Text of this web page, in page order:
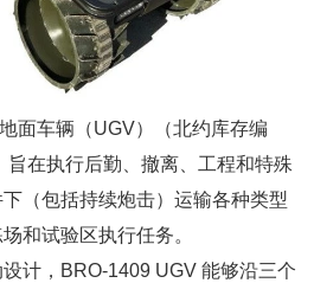
面车辆（UGV）（北约库存编
在执行后勤、撤离、工程和特殊
（包括持续炮击）运输各种类型
和试验区执行任务。
计，BRO-1409 UGV 能够沿三个